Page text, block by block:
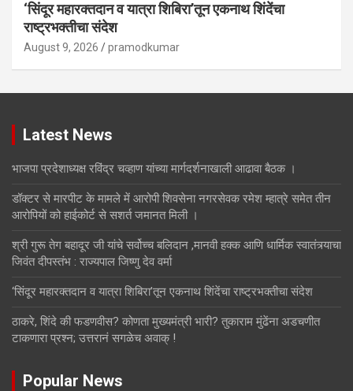
‘सिंदूर महारक्तदान व यात्रा शिबिरा’तून एकनाथ शिंदेंचा
राष्ट्रभक्तीचा संदेश
August 9, 2026 pramodkumar
Latest News
भाजपा प्रदेशाध्यक्ष रविंद्र चव्हाण यांच्या मार्गदर्शनाखाली आढावा बैठक ।
डॉक्टर से मारपीट के मामले में आरोपी शिवसेना नगरसेवक रमेश म्हात्रे समेत तीन
आरोपियों को हाईकोर्ट से सशर्त जमानत मिली ।
श्री गुरू तेग बहादूर जी यांचे सर्वोच्च बलिदान ,मानवी हक्क आणि धार्मिक स्वातंत्र्याचा
जिवंत दीपस्तंभ : राज्यपाल जिष्णु देव वर्मा
‘सिंदूर महारक्तदान व यात्रा शिबिरा’तून एकनाथ शिंदेंचा राष्ट्रभक्तीचा संदेश
ठाकरे, शिंदे की फडणवीस? कोणता मुख्यमंत्री भारी? तुकाराम मुंढेंना अडचणीत
टाकणारा प्रश्न; उत्तरानं सगळेच अवाक् !
Popular News